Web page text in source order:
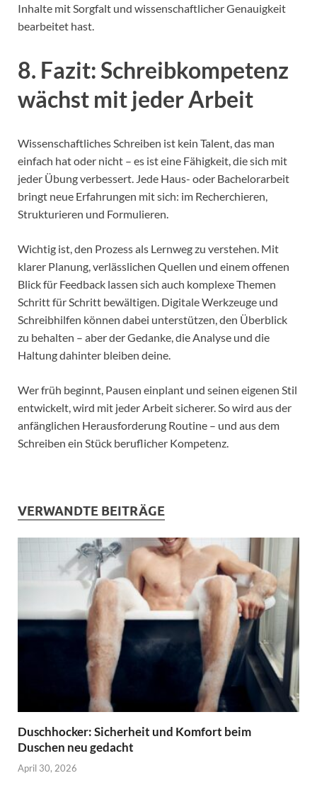
Inhalte mit Sorgfalt und wissenschaftlicher Genauigkeit
bearbeitet hast.
8. Fazit: Schreibkompetenz
wächst mit jeder Arbeit
Wissenschaftliches Schreiben ist kein Talent, das man
einfach hat oder nicht – es ist eine Fähigkeit, die sich mit
jeder Übung verbessert. Jede Haus- oder Bachelorarbeit
bringt neue Erfahrungen mit sich: im Recherchieren,
Strukturieren und Formulieren.
Wichtig ist, den Prozess als Lernweg zu verstehen. Mit
klarer Planung, verlässlichen Quellen und einem offenen
Blick für Feedback lassen sich auch komplexe Themen
Schritt für Schritt bewältigen. Digitale Werkzeuge und
Schreibhilfen können dabei unterstützen, den Überblick
zu behalten – aber der Gedanke, die Analyse und die
Haltung dahinter bleiben deine.
Wer früh beginnt, Pausen einplant und seinen eigenen Stil
entwickelt, wird mit jeder Arbeit sicherer. So wird aus der
anfänglichen Herausforderung Routine – und aus dem
Schreiben ein Stück beruflicher Kompetenz.
VERWANDTE BEITRÄGE
Duschhocker: Sicherheit und Komfort beim
Duschen neu gedacht
April 30, 2026